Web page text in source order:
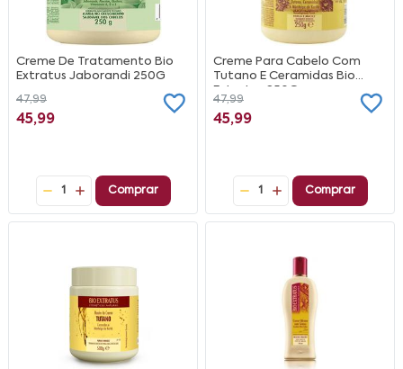
Creme De Tratamento Bio
Extratus Jaborandi 250G
47,99
45,99
1 Comprar
Creme Para Cabelo Com
Tutano E Ceramidas Bio
Extratus 250G
47,99
45,99
1 Comprar